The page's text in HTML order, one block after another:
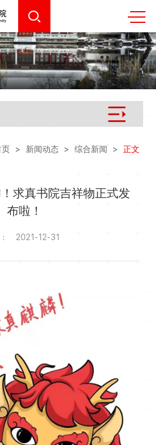
页 > 新闻动态 > 综合新闻 > 正文
求真书院吉祥物正式发
布啦！
2021-12-31